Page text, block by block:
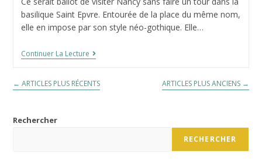
publication :
la
publication :
basilique Saint Epvre. Entourée de la place du même nom,
elle en impose par son style néo-gothique. Elle…
Continuer La LectureEtonnante
Basilique
Epvre
← ARTICLES PLUS RÉCENTS ARTICLES PLUS ANCIENS →
Rechercher
RECHERCHER